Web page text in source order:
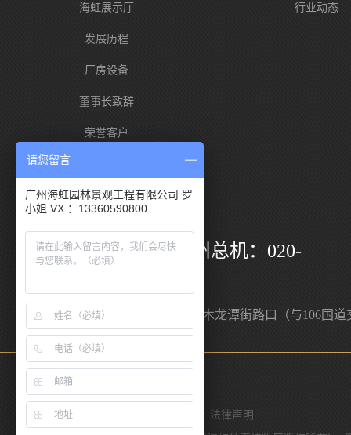
海虹展示厅
发展历程
厂房设备
董事长致辞
荣誉客户
行业动态
服务热线
400-88111-96 / 广州总机：020-
邮箱：yzhh84@vip.sina.com
地址：广州市白云区人和镇木龙谭街路口（与106国道
叉口）
联系我们
法律声明
请您留言
广州海虹园林景观工程有限公司 罗
小姐 VX ：13360590800